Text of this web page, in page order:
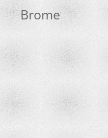
Brome